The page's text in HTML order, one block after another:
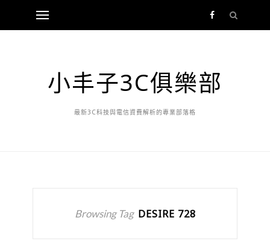
小丰子3C俱樂部
最新3C科技與電信資費解析的專業部落格
Browsing Tag DESIRE 728